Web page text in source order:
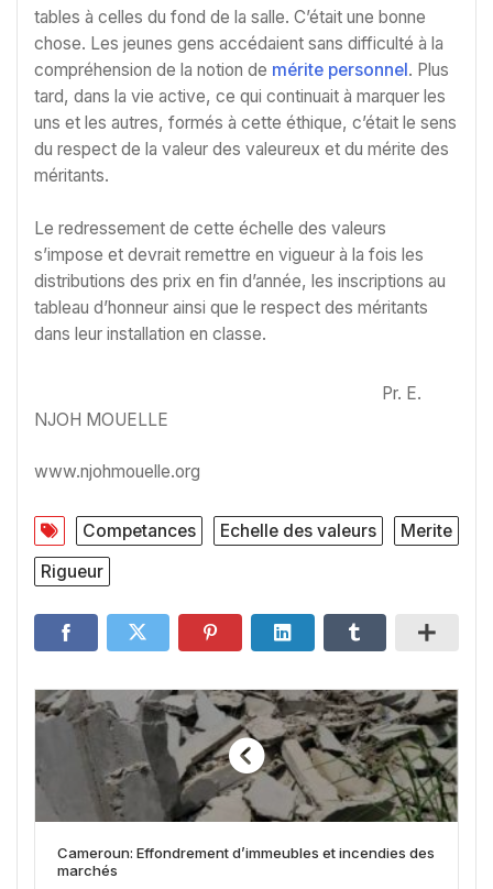
tables à celles du fond de la salle. C’était une bonne
chose. Les jeunes gens accédaient sans difficulté à la
compréhension de la notion de mérite personnel. Plus
tard, dans la vie active, ce qui continuait à marquer les
uns et les autres, formés à cette éthique, c’était le sens
du respect de la valeur des valeureux et du mérite des
méritants.
Le redressement de cette échelle des valeurs
s’impose et devrait remettre en vigueur à la fois les
distributions des prix en fin d’année, les inscriptions au
tableau d’honneur ainsi que le respect des méritants
dans leur installation en classe.
Pr. E.
NJOH MOUELLE
www.njohmouelle.org
Competances Echelle des valeurs
Merite
Rigueur
Cameroun: Effondrement d’immeubles et incendies des
marchés